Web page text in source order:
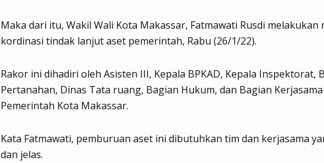
Maka dari itu, Wakil Wali Kota Makassar, Fatmawati Rusdi melakukan
kordinasi tindak lanjut aset pemerintah, Rabu (26/1/22).
Rakor ini dihadiri oleh Asisten III, Kepala BPKAD, Kepala Inspektorat,
Pertanahan, Dinas Tata ruang, Bagian Hukum, dan Bagian Kerjasama
Pemerintah Kota Makassar.
Kata Fatmawati, pemburuan aset ini dibutuhkan tim dan kerjasama
dan jelas.